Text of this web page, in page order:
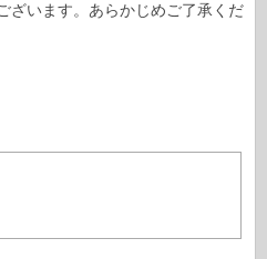
ざいます。あらかじめご了承くだ